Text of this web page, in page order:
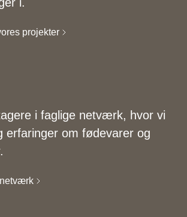
projekter
i faglige netværk, hvor vi
erfaringer om fødevarer og